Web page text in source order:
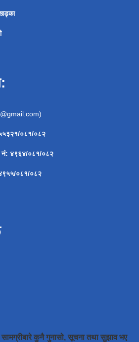
)
०८१/०८२
नं: ४९६४/०८१/०८२
/०८१/०८२
सामग्रीबारे कुनै गुनासो, सूचना तथा सुझाव भए